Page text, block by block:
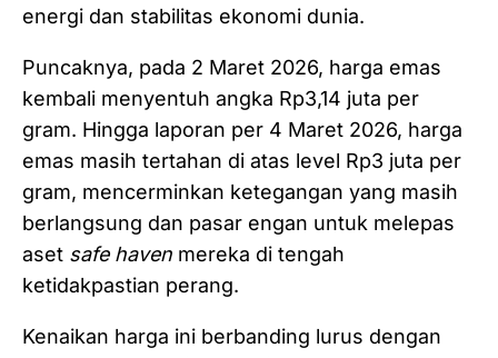
energi dan stabilitas ekonomi dunia.
Puncaknya, pada 2 Maret 2026, harga emas
kembali menyentuh angka Rp3,14 juta per
gram. Hingga laporan per 4 Maret 2026, harga
emas masih tertahan di atas level Rp3 juta per
gram, mencerminkan ketegangan yang masih
berlangsung dan pasar engan untuk melepas
aset safe haven mereka di tengah
ketidakpastian perang.
Kenaikan harga ini berbanding lurus dengan